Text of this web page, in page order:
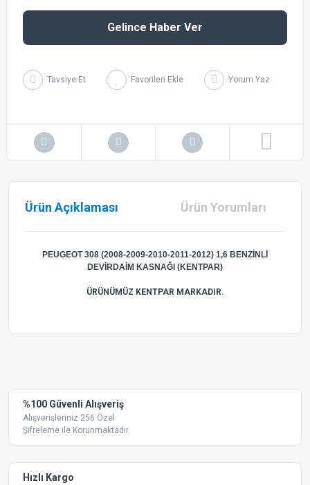
Gelince Haber Ver
Tavsiye Et Yorum Yaz
Ürün Açıklaması Ürün Yorumları
PEUGEOT 308 (2008-2009-2010-2011-2012) 1,6 BENZİNLİ
DEVİRDAİM KASNAĞI (KENTPAR)
ÜRÜNÜMÜZ KENTPAR MARKADIR.
Ürün resmi kalitesiz, bozuk veya görüntülenemiyor.
Ürün açıklamasında eksik bilgiler bulunuyor.
%100 Güvenli Alışveriş
Alışverişleriniz 256 Özel
Şifreleme ile Korunmaktadır.
Hızlı Kargo